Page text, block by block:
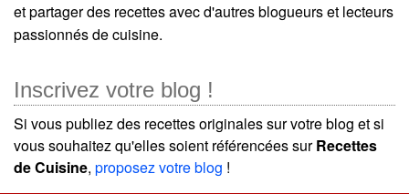
et partager des recettes avec d'autres blogueurs et lecteurs
passionnés de cuisine.
Inscrivez votre blog !
Si vous publiez des recettes originales sur votre blog et si
vous souhaitez qu'elles soient référencées surRecettes
de Cuisine, proposez votre blog !